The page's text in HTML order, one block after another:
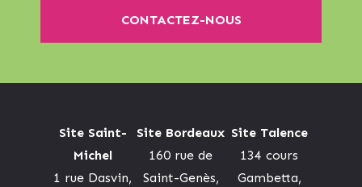
CONTACTEZ-NOUS
Site Saint-
Michel
1 rue Dasvin,
Site Bordeaux
160 rue de
Saint-Genès,
Site Talence
134 cours
Gambetta,